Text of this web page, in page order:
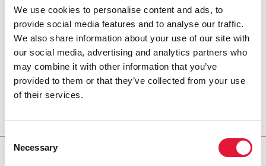
We use cookies to personalise content and ads, to
provide social media features and to analyse our traffic.
We also share information about your use of our site with
our social media, advertising and analytics partners who
may combine it with other information that you’ve
provided to them or that they’ve collected from your use
of their services.
Consent
Selection
Necessary
Djibouti est parvenu à étendre la
couverture de traitement chez les
femmes enceintes vivant avec le VIH,
faisant ainsi baisser les nouvelles
infections chez les enfants. »
MICHEL SIDIBÉ, DIRECTEUR EXÉCUTIF DE